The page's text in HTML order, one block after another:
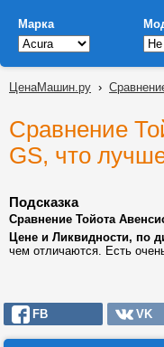
Марка
ЦенаМашин.ру ›
Сравнение
GS, что
Подсказка
Сравнение Тойота
Цене и Ликвидности, по
чем отличаются. Есть
FB VK